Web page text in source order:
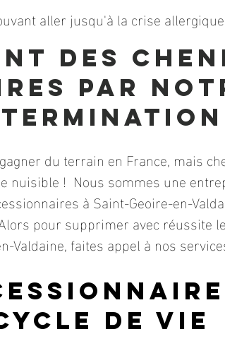
aller jusqu'à la crise
des
par
N
du terrain en France, mais
nuisible ! Nous sommes une
à Saint-Geoire-en-
pour supprimer avec réussite
Valdaine, faites appel à nos
de vie